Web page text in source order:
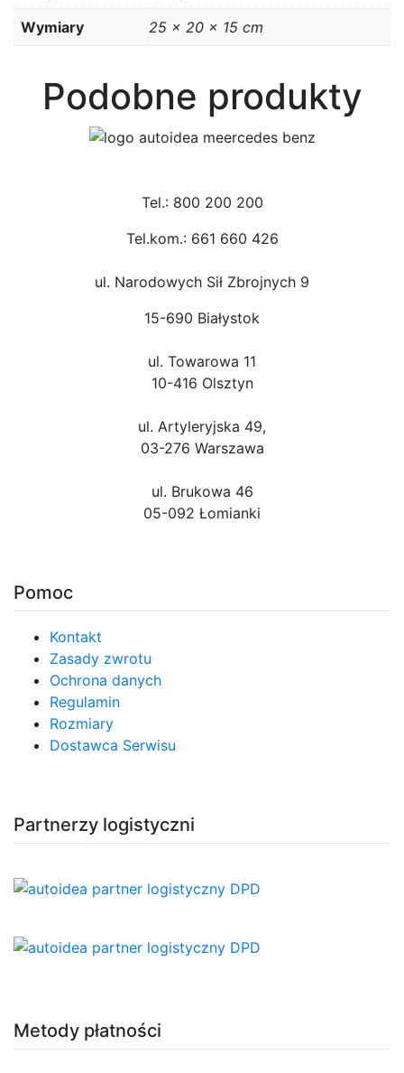
Wymiary 25 × 20 × 15 cm
Podobne produkty
Tel.: 800 200 200
Tel.kom.: 661 660 426
ul. Narodowych Sił Zbrojnych 9
15-690 Białystok
ul. Towarowa 11
10-416 Olsztyn
ul. Artyleryjska 49,
03-276 Warszawa
ul. Brukowa 46
05-092 Łomianki
Pomoc
Kontakt
Zasady zwrotu
Ochrona danych
Regulamin
Rozmiary
Dostawca Serwisu
Partnerzy logistyczni
Metody płatności